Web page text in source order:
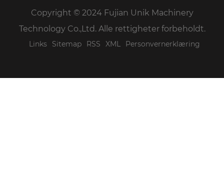
Copyright © 2024 Fujian Unik Machinery
Technology Co.,Ltd. Alle rettigheter forbeholdt.
Links Sitemap RSS XML Personvernerklæring